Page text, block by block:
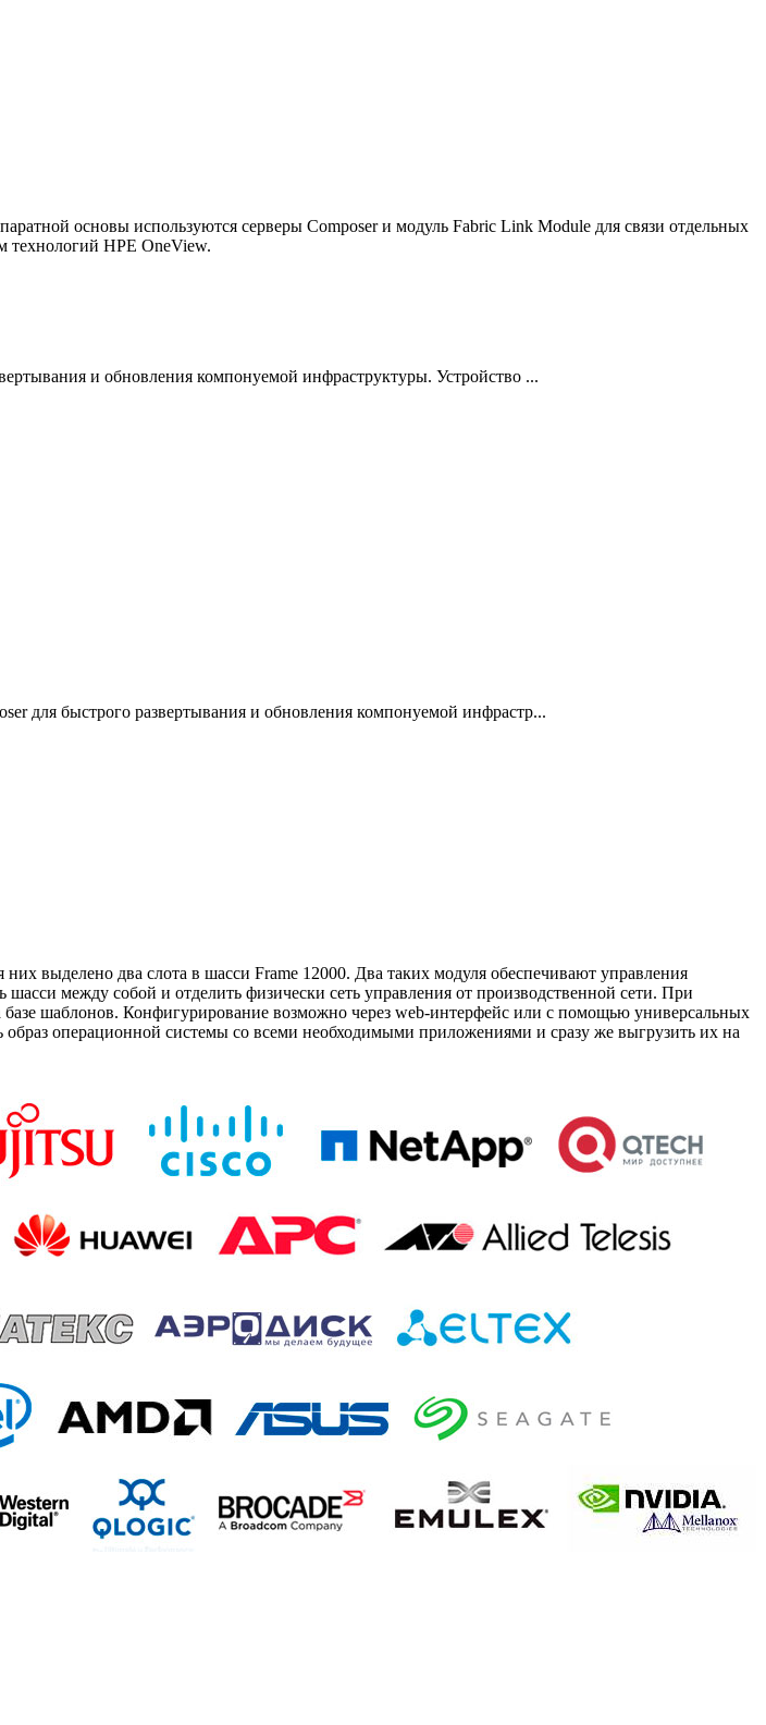
основы используются серверы Composer и модуль Fabric Link Module для связи отдельных
технологий HPE OneView.
и обновления компонуемой инфраструктуры. Устройство ...
для быстрого развертывания и обновления компонуемой инфрастр...
выделено два слота в шасси Frame 12000. Два таких модуля обеспечивают управления
между собой и отделить физически сеть управления от производственной сети. При
шаблонов. Конфигурирование возможно через web-интерфейс или с помощью универсальных
образ операционной системы со всеми необходимыми приложениями и сразу же выгрузить их на